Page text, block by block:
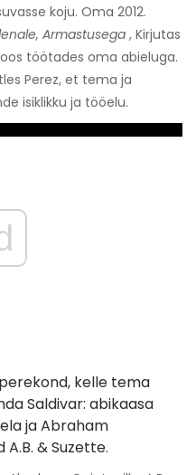
koju. Oma 2012.
Armastusega , Kirjutas
töötades oma abieluga.
Perez, et tema ja
isiklikku ja tööelu.